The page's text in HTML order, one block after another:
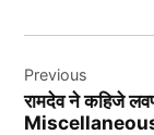
Previous
रामदेव ने कहिजे